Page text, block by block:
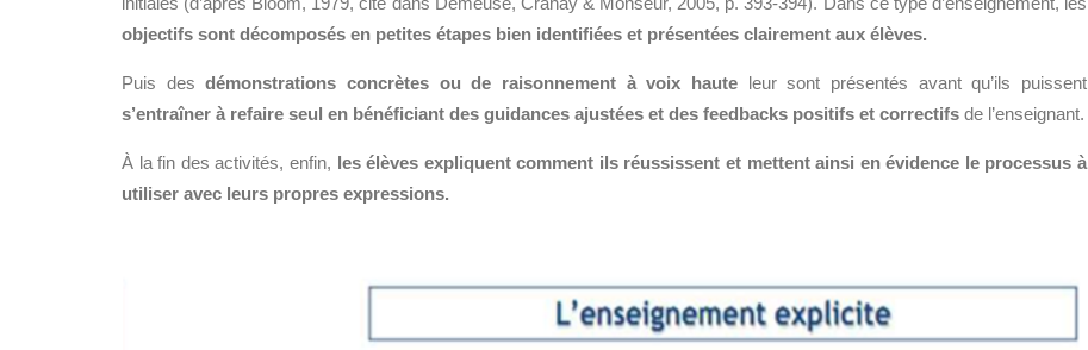
objectifs sont décomposés en petites étapes bien identifiées et présentées clairement aux élèves.
Puis desdémonstrations concrètes ou de raisonnement à voix haute leur sont présentés avant qu’ils puissent
s’entraîner à refaire seul en bénéficiant des guidances ajustées et des feedbacks positifs et correctifs de l’enseignant.
À la fin des activités, enfin, les élèves expliquent comment ils réussissent et mettent ainsi en évidence le processus à
utiliser avec leurs propres expressions.